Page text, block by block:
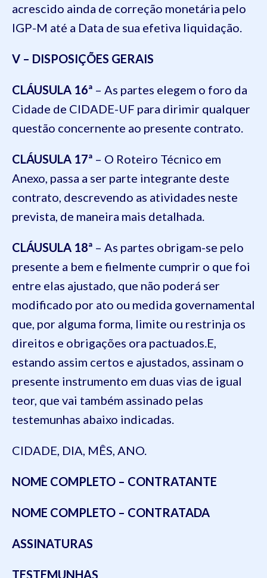
acrescido ainda de correção monetária pelo
IGP-M até a Data de sua efetiva liquidação.
V – DISPOSIÇÕES GERAIS
CLÁUSULA 16ª – As partes elegem o foro da
Cidade de CIDADE-UF para dirimir qualquer
questão concernente ao presente contrato.
CLÁUSULA 17ª – O Roteiro Técnico em
Anexo, passa a ser parte integrante deste
contrato, descrevendo as atividades neste
prevista, de maneira mais detalhada.
CLÁUSULA 18ª – As partes obrigam-se pelo
presente a bem e fielmente cumprir o que foi
entre elas ajustado, que não poderá ser
modificado por ato ou medida governamental
que, por alguma forma, limite ou restrinja os
direitos e obrigações ora pactuados.E,
estando assim certos e ajustados, assinam o
presente instrumento em duas vias de igual
teor, que vai também assinado pelas
testemunhas abaixo indicadas.
CIDADE, DIA, MÊS, ANO.
NOME COMPLETO – CONTRATANTE
NOME COMPLETO – CONTRATADA
ASSINATURAS
TESTEMUNHAS